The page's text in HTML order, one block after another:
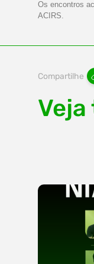
Os encontros
ACIRS.
Compartilhe